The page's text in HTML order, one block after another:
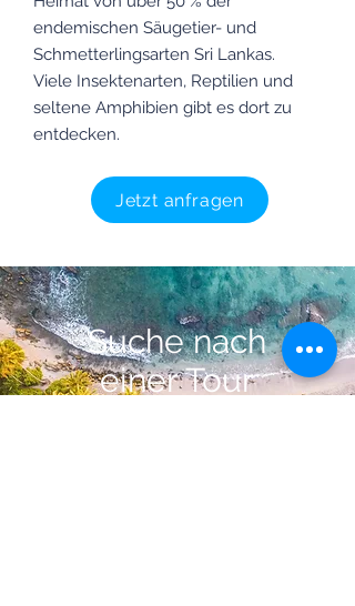
endemischen Säugetier- und
Schmetterlingsarten Sri Lankas.
Viele Insektenarten, Reptilien und
seltene Amphibien gibt es dort zu
entdecken.
Jetzt anfragen
Suche nach
einer Tour